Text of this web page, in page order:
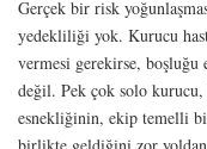
Gerçek bir risk
yedekliliği yok. Kurucu
vermesi gerekirse,
değil. Pek çok solo kurucu,
esnekliğinin, ekip temelli